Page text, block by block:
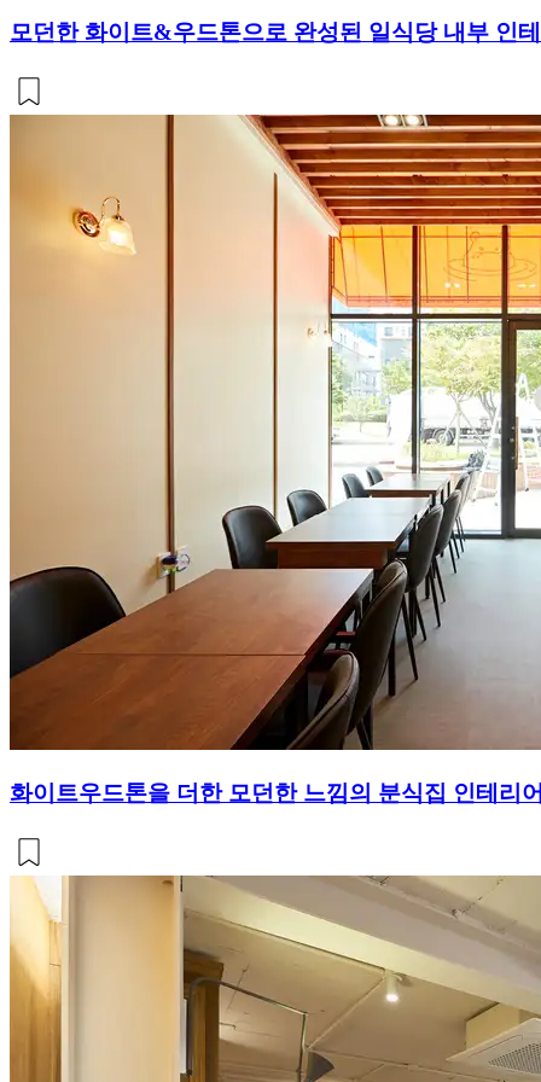
모던한 화이트&우드톤으로 완성된 일식당 내부 인
화이트우드톤을 더한 모던한 느낌의 분식집 인테리